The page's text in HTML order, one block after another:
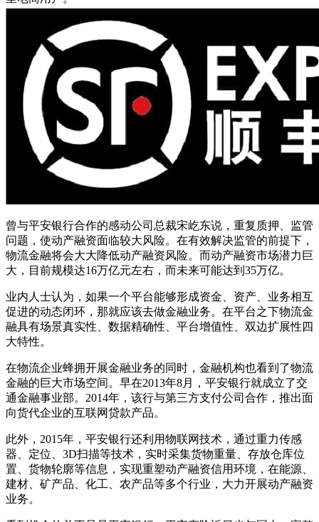
曾与平安银行合作的感动公司总裁宋屹东说，重复质押、监管
问题，使动产融资面临较大风险。在有效解决监管的前提下，
物流金融将会大大降低动产融资风险。而动产融资市场潜力巨
大，目前规模达16万亿元左右，而未来可能达到35万亿。
业内人士认为，如果一个平台能够形成资金、资产、业务相互
促进的动态闭环，那就应该去做金融业务。在平台之下物流金
融具有场景真实性、数据精确性、平台增值性、双边扩展性四
大特性。
在物流企业蜂拥开展金融业务的同时，金融机构也看到了物流
金融的巨大市场空间。早在2013年8月，平安银行就成立了交
通金融事业部。2014年，该行与第三方支付公司合作，推出面
向货代企业的互联网贷款产品。
此外，2015年，平安银行还利用物联网技术，通过重力传感
器、定位、3D扫描等技术，实时采集货物重量、存放仓库位
置、货物轮廓等信息，实现重塑动产融资信用环境，在能源、
建材、矿产品、化工、农产品等多个行业，大力开展动产融资
业务。